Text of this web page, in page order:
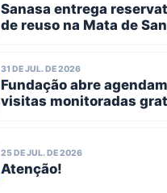
Sanasa entrega
de reuso na Mata de
31 DE JUL. DE 2026
Fundação abre
visitas monitoradas
25 DE JUL. DE 2026
Atenção!